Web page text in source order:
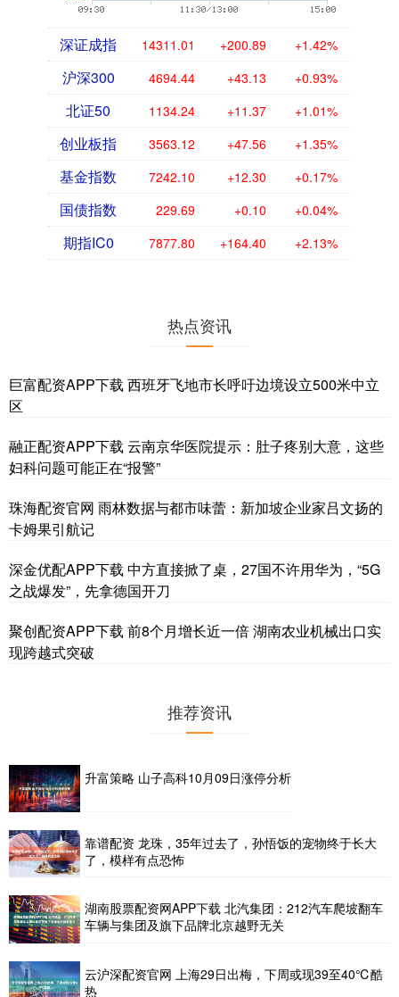
深证成指 14311.01 +200.89 +1.42%
沪深300 4694.44 +43.13 +0.93%
北证50 1134.24 +11.37 +1.01%
创业板指 3563.12 +47.56 +1.35%
基金指数 7242.10 +12.30 +0.17%
国债指数 229.69 +0.10 +0.04%
期指IC0 7877.80 +164.40 +2.13%
热点资讯
巨富配资APP下载 西班牙飞地市长呼吁边境设立500米中立
区
融正配资APP下载 云南京华医院提示：肚子疼别大意，这些
妇科问题可能正在“报警”
珠海配资官网 雨林数据与都市味蕾：新加坡企业家吕文扬的
卡姆果引航记
深金优配APP下载 中方直接掀了桌，27国不许用华为，“5G
之战爆发”，先拿德国开刀
聚创配资APP下载 前8个月增长近一倍 湖南农业机械出口实
现跨越式突破
推荐资讯
升富策略 山子高科10月09日涨停分析
靠谱配资 龙珠，35年过去了，孙悟饭的宠物终于长大
了，模样有点恐怖
湖南股票配资网APP下载 北汽集团：212汽车爬坡翻车
车辆与集团及旗下品牌北京越野无关
云沪深配资官网 上海29日出梅，下周或现39至40℃酷
热